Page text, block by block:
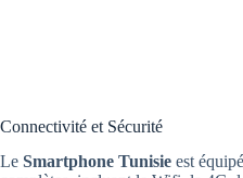
Connectivité et Sécurité
Le Smartphone Tunisie est